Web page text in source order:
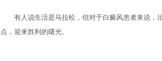
有人说生活是马拉松，但对于白癜风患者来说，
点，迎来胜利的曙光。